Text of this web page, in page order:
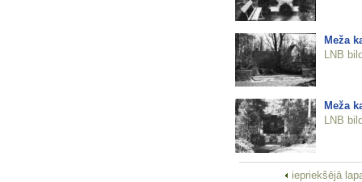
Meža
LNB
Meža
LNB
iepriekšējā